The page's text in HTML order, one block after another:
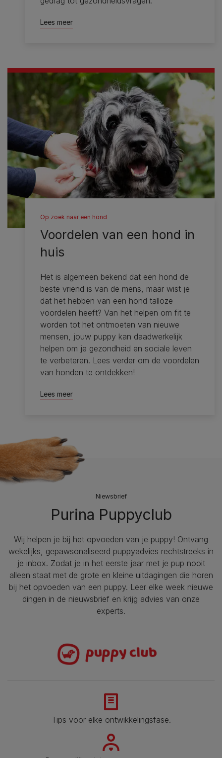
Lees meer
Op zoek naar een hond
Voordelen van een hond in
huis
Het is algemeen bekend dat een hond de
beste vriend is van de mens, maar wist je
dat het hebben van een hond talloze
voordelen heeft? Van het helpen om fit te
worden tot het ontmoeten van nieuwe
mensen, jouw puppy kan daadwerkelijk
helpen om je gezondheid en sociale leven
te verbeteren. Lees verder om de voordelen
van honden te ontdekken!
Lees meer
Niewsbrief
Purina Puppyclub
Wij helpen je bij het opvoeden van je puppy!​ Ontvang
wekelijks, gepawsonaliseerd puppyadvies rechtstreeks in
je inbox. Zodat je in het eerste jaar met je pup nooit
alleen staat met de grote en kleine uitdagingen die horen
bij het opvoeden van een puppy. Leer elke week nieuwe
dingen in de nieuwsbrief en krijg advies van onze
experts.
Tips voor elke ontwikkelingsfase​.